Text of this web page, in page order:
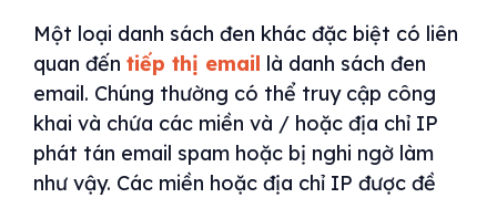
Một loại danh sách đen khác đặc biệt có liên
quan đến tiếp thị email là danh sách đen
email. Chúng thường có thể truy cập công
khai và chứa các miền và / hoặc địa chỉ IP
phát tán email spam hoặc bị nghi ngờ làm
như vậy. Các miền hoặc địa chỉ IP được đề